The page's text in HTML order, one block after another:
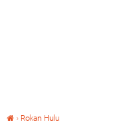
› Rokan Hulu